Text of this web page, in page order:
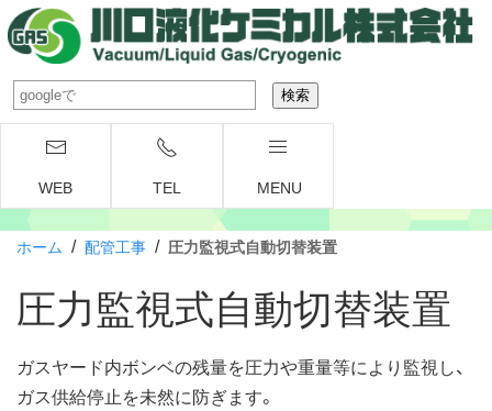
WEB TEL MENU
ホーム / 配管工事 / 圧力監視式自動切替装置
圧力監視式自動切替装置
ガスヤード内ボンベの残量を圧力や重量等により監視し、
ガス供給停止を未然に防ぎます。